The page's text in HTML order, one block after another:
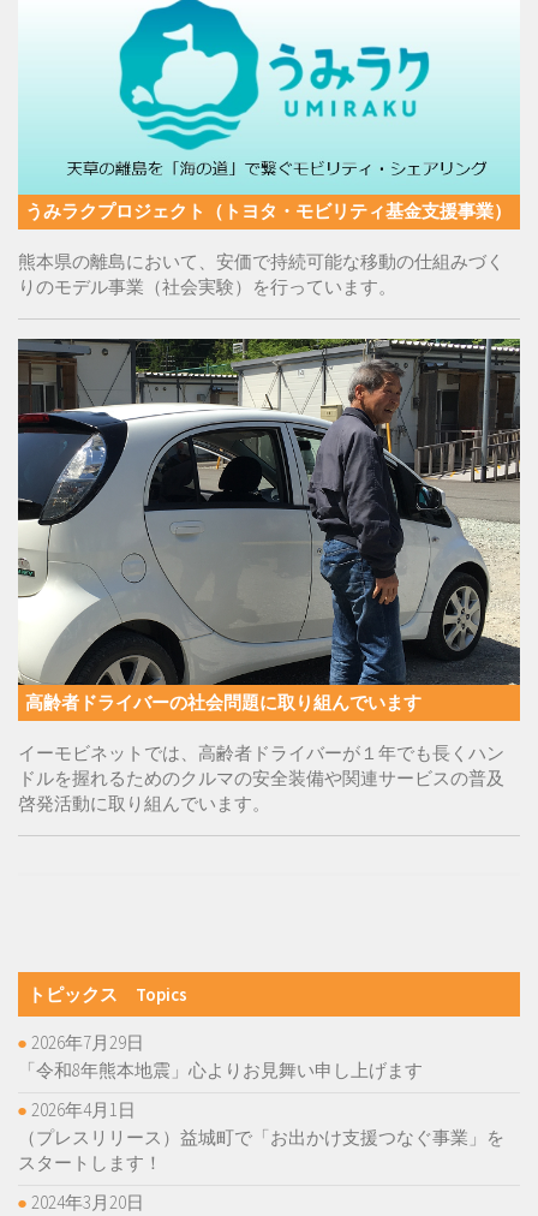
うみラクプロジェクト（トヨタ・モビリティ基金支援事業）
熊本県の離島において、安価で持続可能な移動の仕組みづく
りのモデル事業（社会実験）を行っています。
高齢者ドライバーの社会問題に取り組んでいます
イーモビネットでは、高齢者ドライバーが１年でも長くハン
ドルを握れるためのクルマの安全装備や関連サービスの普及
啓発活動に取り組んでいます。
トピックス Topics
「令和8年熊本地震」心よりお見舞い申し上げます
2026年7月29日
（プレスリリース）益城町で「お出かけ支援つなぐ事業」を
スタートします！
2026年4月1日
2024年3月20日